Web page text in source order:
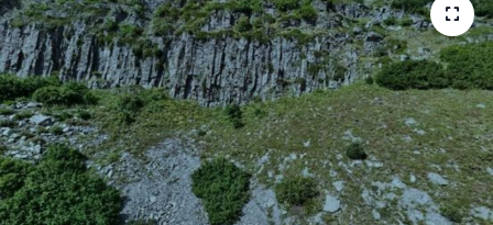
EKONOMİ
English News
Finans
Flaş Haber